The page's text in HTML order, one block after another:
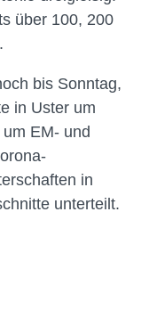
über 100, 200
bis Sonntag,
in Uster um
EM- und
in
unterteilt.